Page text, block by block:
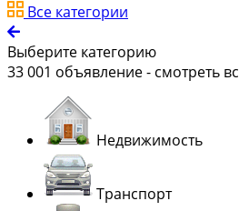
Все категории
Выберите категорию
33 001 объявление - смотреть
Недвижимость
Транспорт